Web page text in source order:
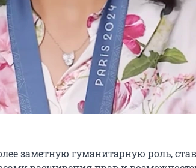
заметную гуманитарную роль,